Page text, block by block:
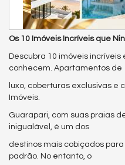
Os 10 Imóveis Incríveis que
Descubra 10 imóveis
conhecem. Apartamentos de
luxo, coberturas exclusivas e
Imóveis.
Guarapari, com suas praias
inigualável, é um dos
destinos mais cobiçados
padrão. No entanto, o